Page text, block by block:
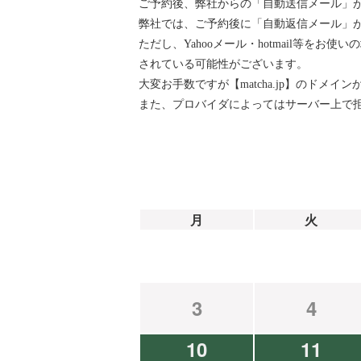
ご予約後、弊社からの「自動送信メール」
弊社では、ご予約後に「自動返信メール」
ただし、Yahooメール・hotmail等をお使い
されている可能性がございます。
大変お手数ですが【matcha.jp】のドメイ
また、プロバイダによってはサーバー上
月 火
3
4
10
11